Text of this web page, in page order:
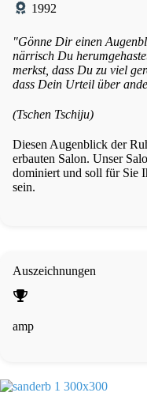
1992
"Gönne Dir einen
närrisch Du
merkst, dass Du zu viel
dass Dein Urteil über
(Tschen Tschiju)
Diesen Augenblick der
erbauten Salon. Unser
dominiert und soll für Sie
sein.
Auszeichnungen
amp